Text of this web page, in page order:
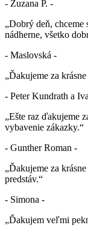
- Zuzana P. -
„Dobrý deň,
nádherne, všetko
- Maslovská -
„Ďakujeme za
- Peter Kundrath a
„Ešte raz ďakujeme
vybavenie zákazky.“
- Gunther Roman -
„Ďakujeme za
predstáv.“
- Simona -
„Ďakujem veľmi